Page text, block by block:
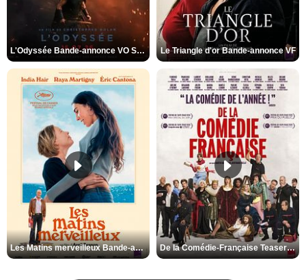
L'Odyssée Bande-annonce VO STFR Le Triangle d'or Bande-annonce VF
Les Matins merveilleux Bande-annonce VF De la Comédie-Française Teaser VF